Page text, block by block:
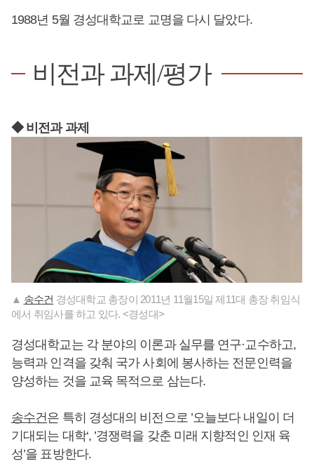
1988년 5월 경성대학교로 교명을 다시 달았다.
비전과 과제/평가
◆ 비전과 과제
▲ 송수건 경성대학교 총장이 2011년 11월15일 제11대 총장 취임식
에서 취임사를 하고 있다. <경성대>
경성대학교는 각 분야의 이론과 실무를 연구·교수하고,
능력과 인격을 갖춰 국가 사회에 봉사하는 전문인력을
양성하는 것을 교육 목적으로 삼는다.
송수건은 특히 경성대의 비전으로 ’오늘보다 내일이 더
기대되는 대학‘, ’경쟁력을 갖춘 미래 지향적인 인재 육
성’을 표방한다.